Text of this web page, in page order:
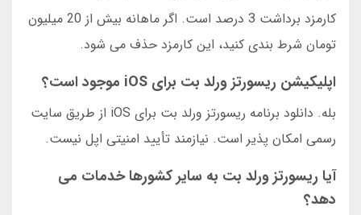
کارمزد برداشت 3 درصد است. اگر ماهانه بیش از 20 میلیون
تومان شرط بندی کنید، این کارمزد حذف می شود.
اپلیکیشن ریسورتز ورلد بت برای iOS موجود است؟
بله. دانلود برنامه ریسورتز ورلد بت برای iOS از طریق سایت
رسمی امکان پذیر است. نیازمند تأیید امنیتی اپل نیست.
آیا ریسورتز ورلد بت به سایر کشورها خدمات می
دهد؟